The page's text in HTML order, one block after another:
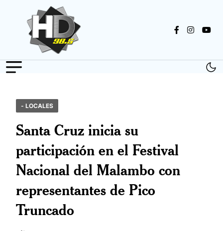
- LOCALES
Santa Cruz inicia su
participación en el Festival
Nacional del Malambo con
representantes de Pico
Truncado